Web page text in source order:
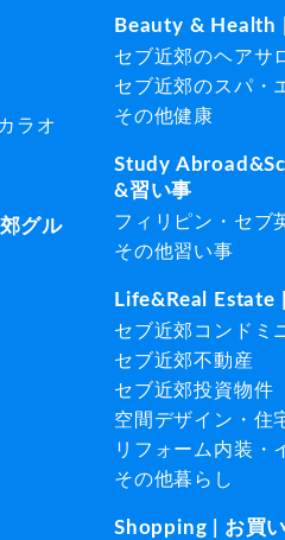
ラオ
グル
Beauty & Health
セブ近郊のヘアサ
セブ近郊のスパ・
その他健康
Study
&習い事
フィリピン・セブ
その他習い事
Life&Real Estate
セブ近郊コンドミ
セブ近郊不動産
セブ近郊投資物件
空間デザイン・住
リフォーム内装・
その他暮らし
Shopping | お買